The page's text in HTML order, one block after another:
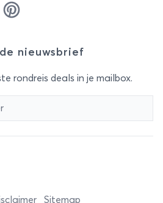
Pinterest
nieuwsbrief
rondreis deals in je mailbox.
Sitemap